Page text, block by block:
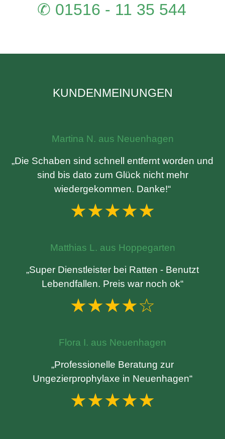
✆ 01516 - 11 35 544
KUNDENMEINUNGEN
Martina N. aus Neuenhagen
„Die Schaben sind schnell entfernt worden und
sind bis dato zum Glück nicht mehr
wiedergekommen. Danke!“
★★★★★
Matthias L. aus Hoppegarten
„Super Dienstleister bei Ratten - Benutzt
Lebendfallen. Preis war noch ok“
★★★★☆
Flora I. aus Neuenhagen
„Professionelle Beratung zur
Ungezierprophylaxe in Neuenhagen“
★★★★★